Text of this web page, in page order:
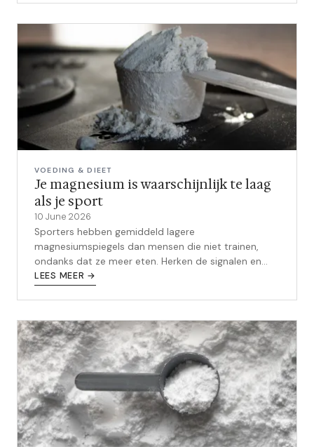
VOEDING & DIEET
Je magnesium is waarschijnlijk te laag
als je sport
10 June 2026
Sporters hebben gemiddeld lagere
magnesiumspiegels dan mensen die niet trainen,
ondanks dat ze meer eten. Herken de signalen en
weet welke vorm het beste werkt.
LEES MEER →